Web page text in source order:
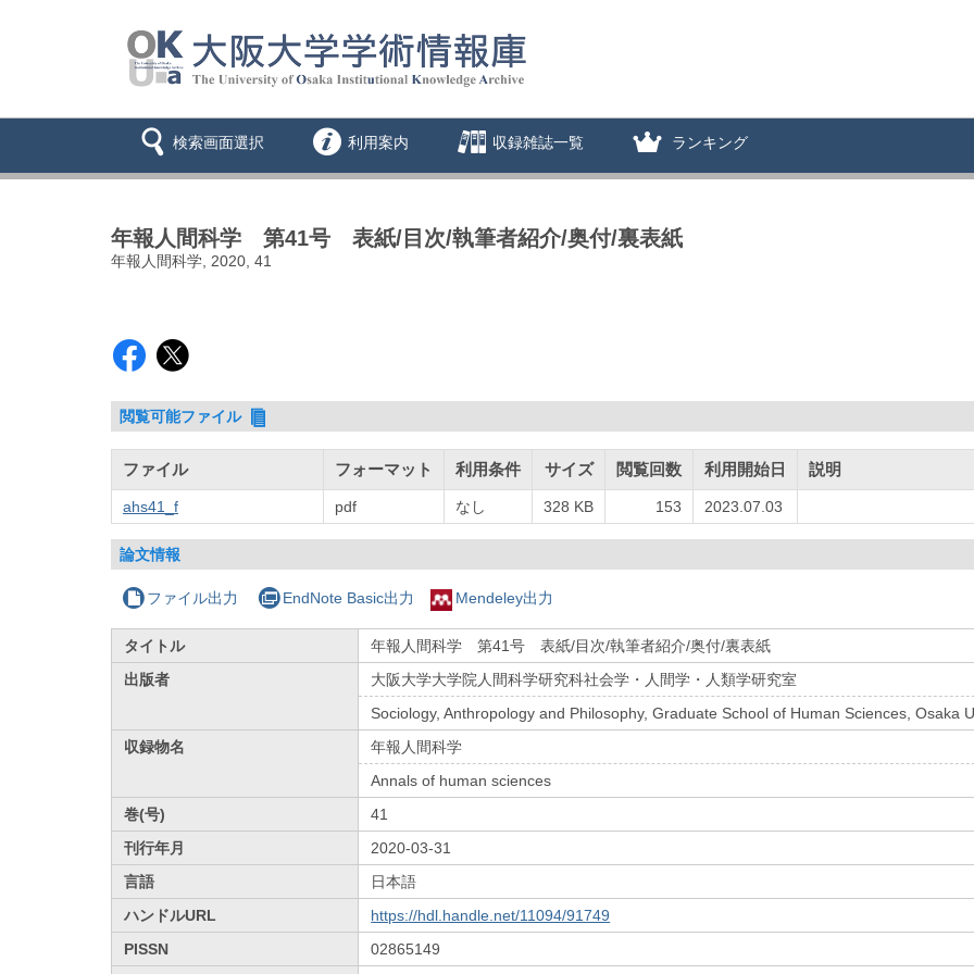
検索画面選択 利用案内 収録雑誌一覧 ランキング
年報人間科学 第41号 表紙/目次/執筆者紹介/奥付/裏表紙
年報人間科学, 2020, 41
閲覧可能ファイル
ファイル フォーマット 利用条件 サイズ 閲覧回数 利用開始日 説明
ahs41_f pdf なし 328 KB 153 2023.07.03
論文情報
ファイル出力 EndNote Basic出力 Mendeley出力
タイトル
年報人間科学 第41号 表紙/目次/執筆者紹介/奥付/裏表紙
出版者
大阪大学大学院人間科学研究科社会学・人間学・人類学研究室
Sociology, Anthropology and Philosophy, Graduate School of Human Sciences, Osaka
収録物名
年報人間科学
Annals of human sciences
巻(号)
41
刊行年月
2020-03-31
言語
日本語
ハンドルURL
https://hdl.handle.net/11094/91749
PISSN
02865149